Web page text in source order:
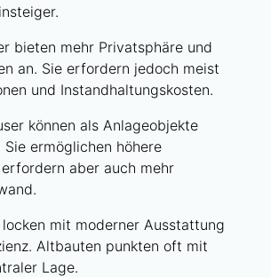
bieten mehr Privatsphäre und
an. Sie erfordern jedoch meist
und Instandhaltungskosten.
können als Anlageobjekte
ermöglichen höhere
aber auch mehr
mit moderner Ausstattung
Altbauten punkten oft mit
Lage.